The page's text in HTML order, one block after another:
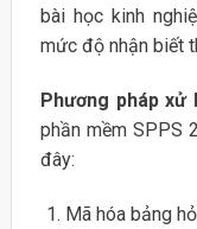
bài học kinh
mức độ nhận biết
Phương pháp xử
phần mềm SPPS
đây:
Mã hóa bảng